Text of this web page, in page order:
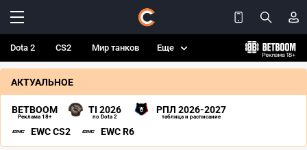
Dota 2 CS2 Мир танков Еще
АКТУАЛЬНОЕ
BETBOOM
Реклама 18+
TI 2026
по Dota 2
РПЛ 2026-2027
таблица и расписание
EWC CS2 EWC R6